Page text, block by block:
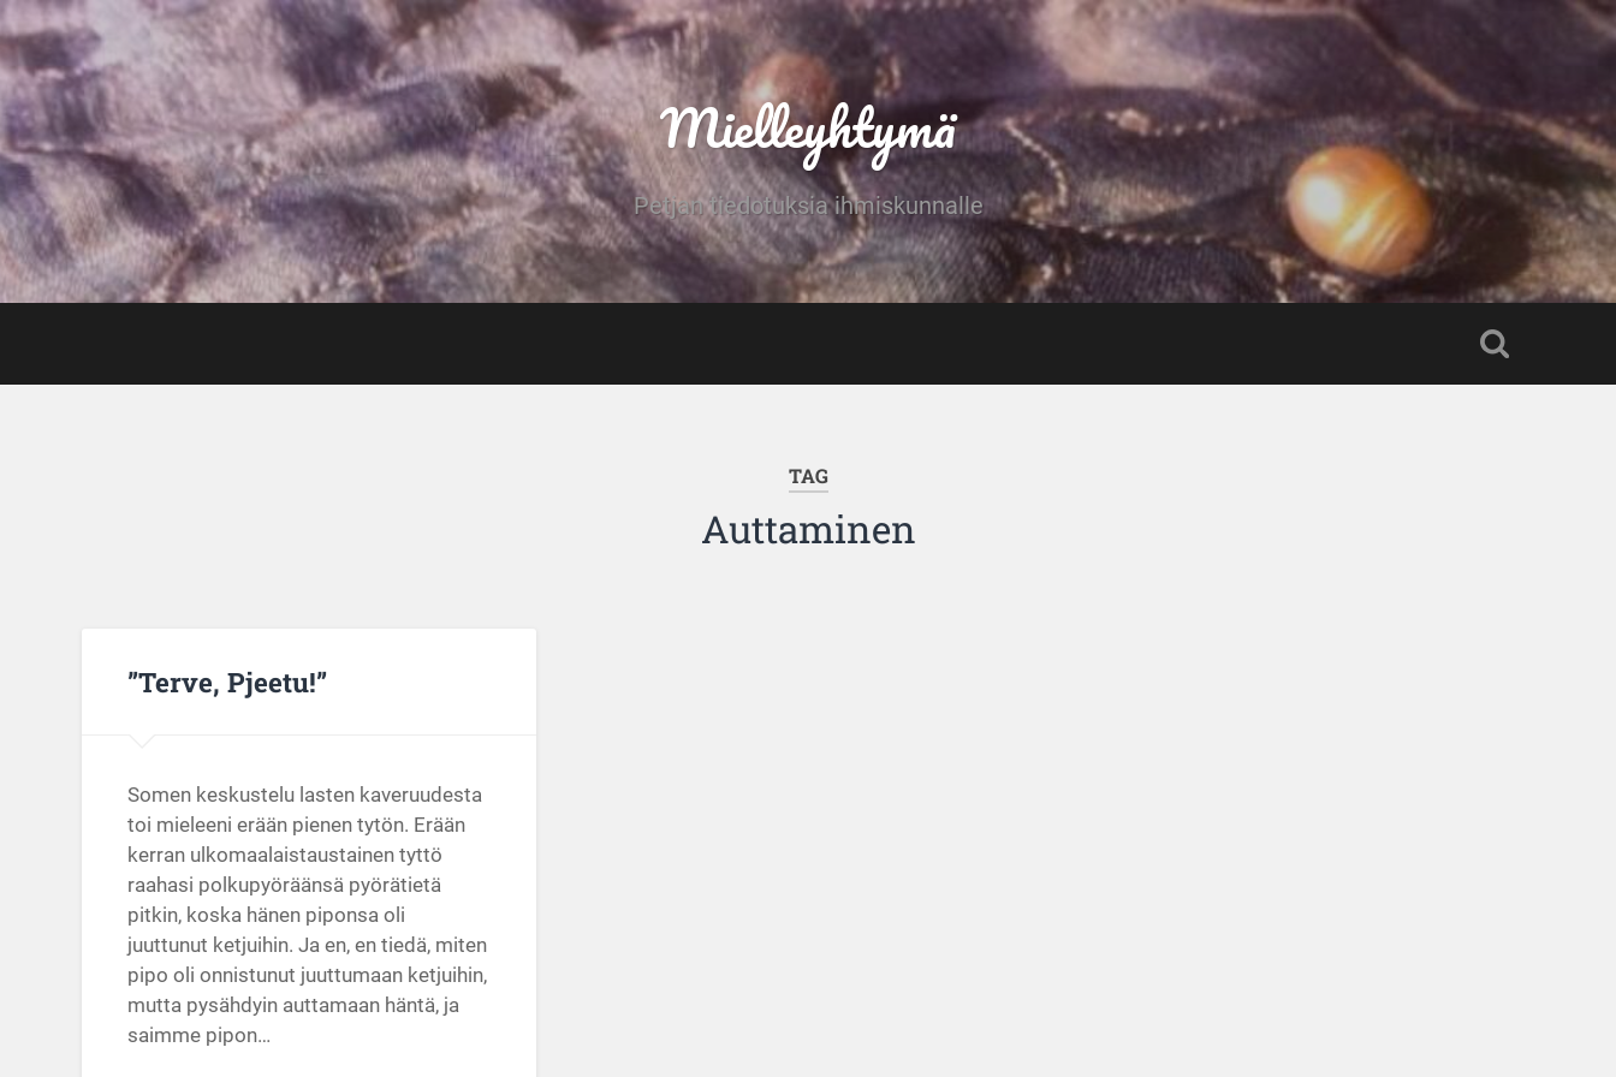
Mielleyhtymä
Petjan tiedotuksia ihmiskunnalle
TAG
Auttaminen
”Terve, Pjeetu!”
Somen keskustelu lasten kaveruudesta
toi mieleeni erään pienen tytön. Erään
kerran ulkomaalaistaustainen tyttö
raahasi polkupyöräänsä pyörätietä
pitkin, koska hänen piponsa oli
juuttunut ketjuihin. Ja en, en tiedä, miten
pipo oli onnistunut juuttumaan ketjuihin,
mutta pysähdyin auttamaan häntä, ja
saimme pipon…